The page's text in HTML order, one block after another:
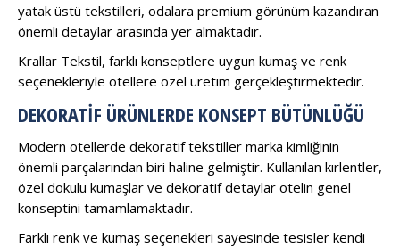
yatak üstü tekstilleri, odalara premium görünüm kazandıran
önemli detaylar arasında yer almaktadır.
Krallar Tekstil, farklı konseptlere uygun kumaş ve renk
seçenekleriyle otellere özel üretim gerçekleştirmektedir.
DEKORATIF ÜRÜNLERDE KONSEPT BÜTÜNLÜĞÜ
Modern otellerde dekoratif tekstiller marka kimliğinin
önemli parçalarından biri haline gelmiştir. Kullanılan kırlentler,
özel dokulu kumaşlar ve dekoratif detaylar otelin genel
konseptini tamamlamaktadır.
Farklı renk ve kumaş seçenekleri sayesinde tesisler kendi